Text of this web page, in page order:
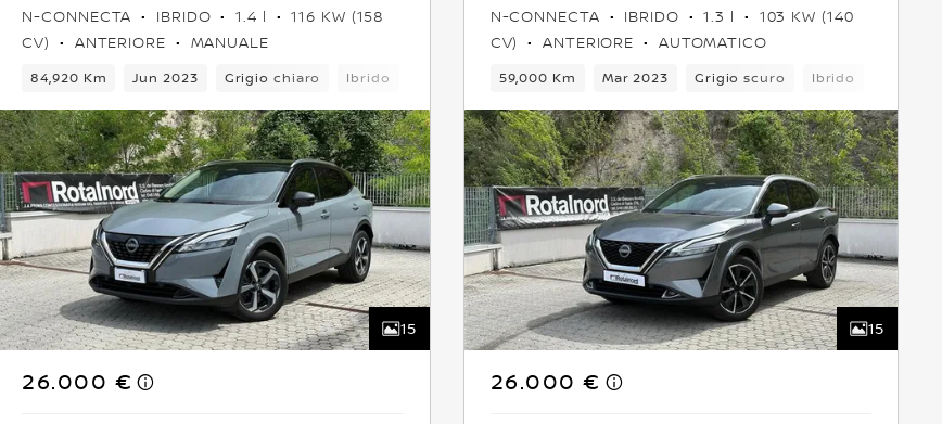
5 Posti Crossover Anteriore Euro 6
N-CONNECTA IBRIDO 1.4 l
116 KW (158
CV)
ANTERIORE MANUALE
84,920 Km Jun 2023 Grigio chiaro Ibrido Crossover Anteriore Euro 6
15
26.000 €
N-CONNECTA IBRIDO 1.3 l
103 KW (140
CV)
ANTERIORE AUTOMATICO
59,000 Km Mar 2023 Grigio scuro Ibrido
15
26.000 €